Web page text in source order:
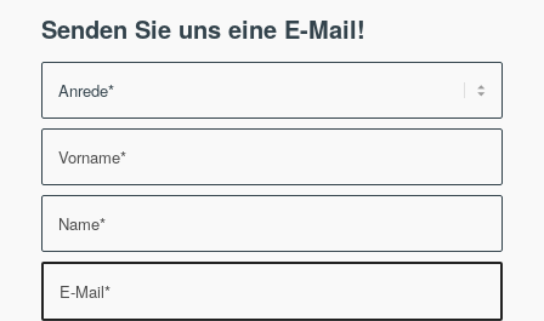
Senden Sie uns eine E-Mail!